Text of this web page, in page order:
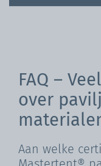
FAQ –
over
Aan welke